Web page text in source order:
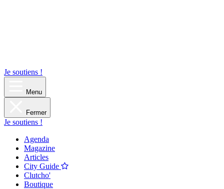
Je soutiens !
Menu
Fermer
Je soutiens !
Agenda
Magazine
Articles
City Guide
Clutcho'
Boutique